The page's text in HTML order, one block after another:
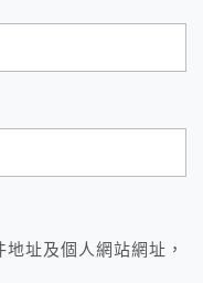
址及個人網站網址，